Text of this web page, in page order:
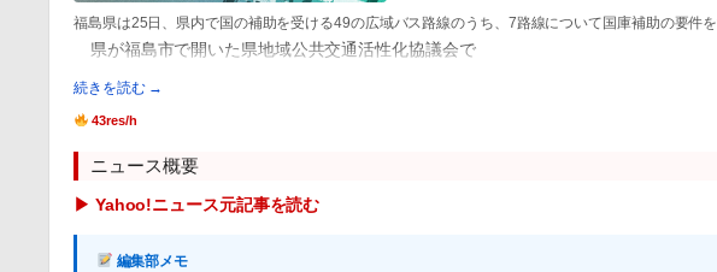
福島県は25日、県内で国の補助を受ける49の広域バス路線のうち、7路線について国庫補助の要件
県が福島市で開いた県地域公共交通活性化協議会で
続きを読む →
43res/h
ニュース概要
▶ Yahoo!ニュース元記事を読む
編集部メモ